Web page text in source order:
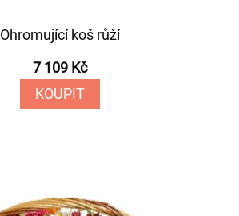
Ohromující koš růží
7 109 Kč
KOUPIT